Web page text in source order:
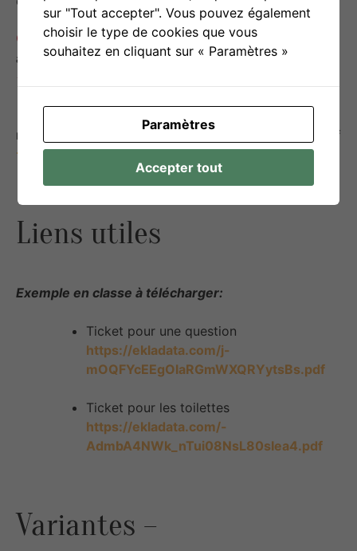
Limiter les comportements perturbateurs
alternative encadréepour éviter les débordements
: L’enfant se sent
respecté et soutenu, ce qui renforce le
climat positif
Liens utiles
Exemple en classe à télécharger:
Ticket pour une question
https://ekladata.com/j-
mOQFYcEEgOlaRGmWXQRYytsBs.pdf
Ticket pour les toilettes
https://ekladata.com/-
AdmbA4NWk_nTui08NsL80sIea4.pdf
Variantes –
sur "Tout accepter". Vous pouvez également
choisir le type de cookies que vous
souhaitez en cliquant sur « Paramètres »
Paramètres
Accepter tout